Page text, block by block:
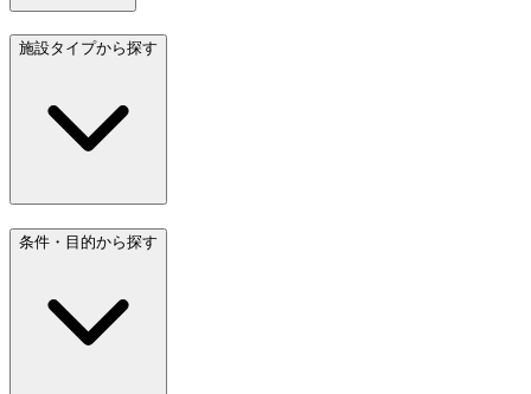
施設タイプから探す
条件・目的から探す